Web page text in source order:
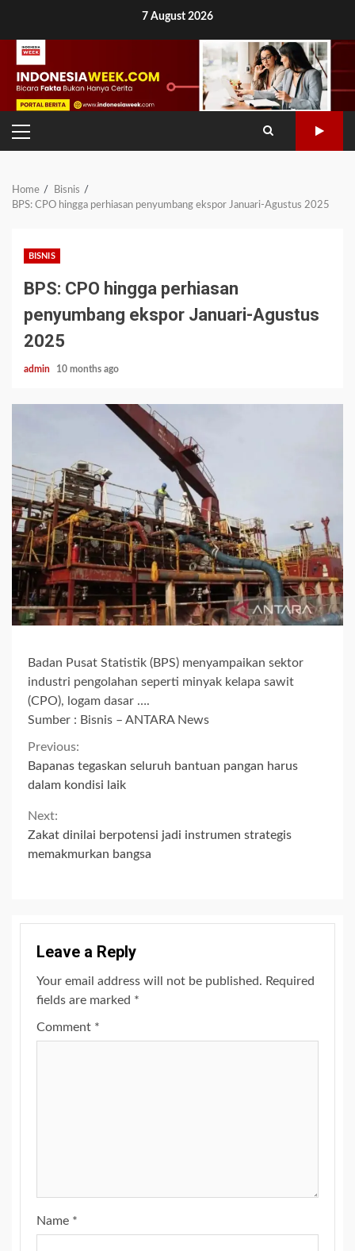
content
7 August 2026
PRIMARY
MENU
Home
Bisnis
BPS: CPO hingga perhiasan penyumbang ekspor Januari-Agustus 2025
BISNIS
BPS: CPO hingga perhiasan
penyumbang ekspor Januari-Agustus
2025
admin 10 months ago
Badan Pusat Statistik (BPS) menyampaikan sektor
industri pengolahan seperti minyak kelapa sawit
(CPO), logam dasar ….
Sumber : Bisnis – ANTARA News
Continue
Reading
Previous:
Bapanas tegaskan seluruh bantuan pangan harus
dalam kondisi laik
Next:
Zakat dinilai berpotensi jadi instrumen strategis
memakmurkan bangsa
Leave a Reply
Your email address will not be published. Required
fields are marked *
Comment *
Name *